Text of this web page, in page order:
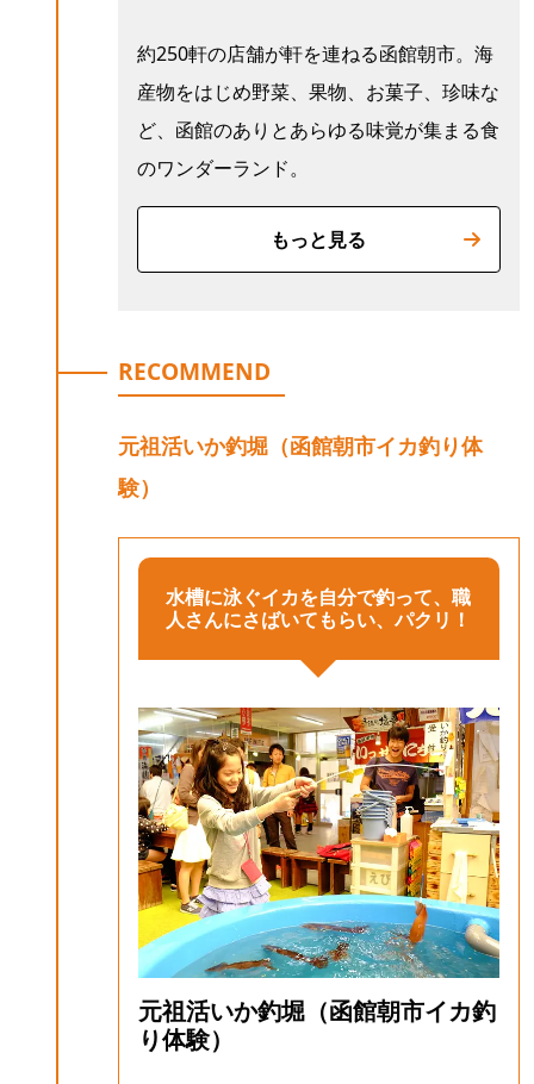
約250軒の店舗が軒を連ねる函館朝市。海
産物をはじめ野菜、果物、お菓子、珍味な
ど、函館のありとあらゆる味覚が集まる食
のワンダーランド。
もっと見る
RECOMMEND
元祖活いか釣堀（函館朝市イカ釣り体
験）
水槽に泳ぐイカを自分で釣って、職
人さんにさばいてもらい、パクリ！
元祖活いか釣堀（函館朝市イカ釣
り体験）